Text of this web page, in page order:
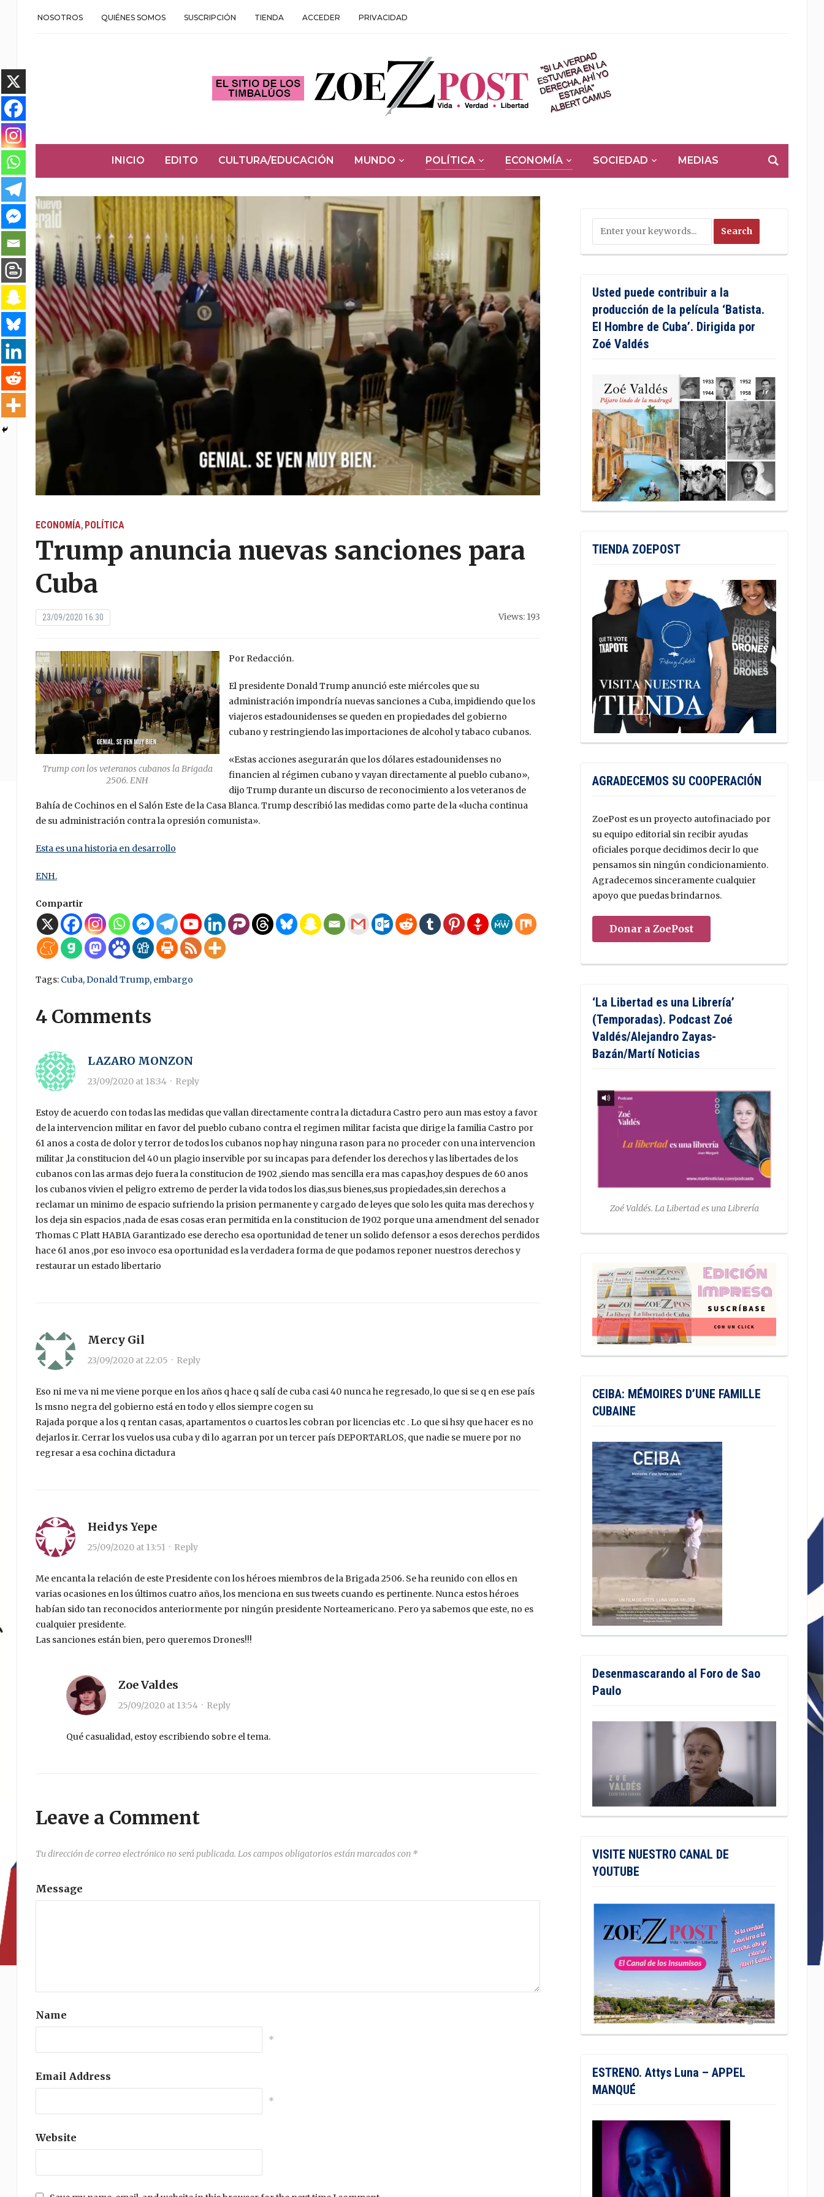
NOSOTROS QUIÉNES SOMOS SUSCRIPCIÓN TIENDA ACCEDER PRIVACIDAD
INICIO EDITO CULTURA/EDUCACIÓN MUNDO POLÍTICA ECONOMÍA SOCIEDAD MEDIAS
ECONOMÍA, POLÍTICA
Trump anuncia nuevas sanciones para
Cuba
23/09/2020 16:30 Views: 193
Trump con los veteranos cubanos la Brigada
2506. ENH
Por Redacción.
El presidente Donald Trump anunció este miércoles que su
administración impondría nuevas sanciones a Cuba, impidiendo que los
viajeros estadounidenses se queden en propiedades del gobierno
cubano y restringiendo las importaciones de alcohol y tabaco cubanos.
«Estas acciones asegurarán que los dólares estadounidenses no
financien al régimen cubano y vayan directamente al pueblo cubano»,
dijo Trump durante un discurso de reconocimiento a los veteranos de
Bahía de Cochinos en el Salón Este de la Casa Blanca. Trump describió las medidas como parte de la «lucha continua
de su administración contra la opresión comunista».
Esta es una historia en desarrollo
ENH.
Compartir
Tags: Cuba,Donald Trump, embargo
4 Comments
LAZARO MONZON
23/09/2020 at 18:34· Reply
Estoy de acuerdo con todas las medidas que vallan directamente contra la dictadura Castro pero aun mas estoy a favor
de la intervencion militar en favor del pueblo cubano contra el regimen militar facista que dirige la familia Castro por
61 anos a costa de dolor y terror de todos los cubanos nop hay ninguna rason para no proceder con una intervencion
militar ,la constitucion del 40 un plagio inservible por su incapas para defender los derechos y las libertades de los
cubanos con las armas dejo fuera la constitucion de 1902 ,siendo mas sencilla era mas capas,hoy despues de 60 anos
los cubanos vivien el peligro extremo de perder la vida todos los dias,sus bienes,sus propiedades,sin derechos a
reclamar un minimo de espacio sufriendo la prision permanente y cargado de leyes que solo les quita mas derechos y
los deja sin espacios ,nada de esas cosas eran permitida en la constitucion de 1902 porque una amendment del senador
Thomas C Platt HABIA Garantizado ese derecho esa oportunidad de tener un solido defensor a esos derechos perdidos
hace 61 anos ,por eso invoco esa oportunidad es la verdadera forma de que podamos reponer nuestros derechos y
restaurar un estado libertario
Mercy Gil
23/09/2020 at 22:05 · Reply
Eso ni me va ni me viene porque en los años q hace q salí de cuba casi 40 nunca he regresado, lo que si se q en ese país
ls msno negra del gobierno está en todo y ellos siempre cogen su
Rajada porque a los q rentan casas, apartamentos o cuartos les cobran por licencias etc . Lo que si hsy que hacer es no
dejarlos ir. Cerrar los vuelos usa cuba y di lo agarran por un tercer país DEPORTARLOS, que nadie se muere por no
regresar a esa cochina dictadura
Heidys Yepe
25/09/2020 at 13:51 · Reply
Me encanta la relación de este Presidente con los héroes miembros de la Brigada 2506. Se ha reunido con ellos en
varias ocasiones en los últimos cuatro años, los menciona en sus tweets cuando es pertinente. Nunca estos héroes
habían sido tan reconocidos anteriormente por ningún presidente Norteamericano. Pero ya sabemos que este, no es
cualquier presidente.
Las sanciones están bien, pero queremos Drones!!!
Zoe Valdes
25/09/2020 at 13:54· Reply
Qué casualidad, estoy escribiendo sobre el tema.
Leave a Comment
Tu dirección de correo electrónico no será publicada. Los campos obligatorios están marcados con *
Message
Name
*
Email Address
*
Website
Usted puede contribuir a la
producción de la película ‘Batista.
El Hombre de Cuba’. Dirigida por
Zoé Valdés
TIENDA ZOEPOST
AGRADECEMOS SU COOPERACIÓN
ZoePost es un proyecto autofinaciado por
su equipo editorial sin recibir ayudas
oficiales porque decidimos decir lo que
pensamos sin ningún condicionamiento.
Agradecemos sinceramente cualquier
apoyo que puedas brindarnos.
Donar a ZoePost
‘La Libertad es una Librería’
(Temporadas). Podcast Zoé
Valdés/Alejandro Zayas-
Bazán/Martí Noticias
Zoé Valdés. La Libertad es una Librería
CEIBA: MÉMOIRES D’UNE FAMILLE
CUBAINE
Desenmascarando al Foro de Sao
Paulo
VISITE NUESTRO CANAL DE
YOUTUBE
ESTRENO. Attys Luna – APPEL
MANQUÉ